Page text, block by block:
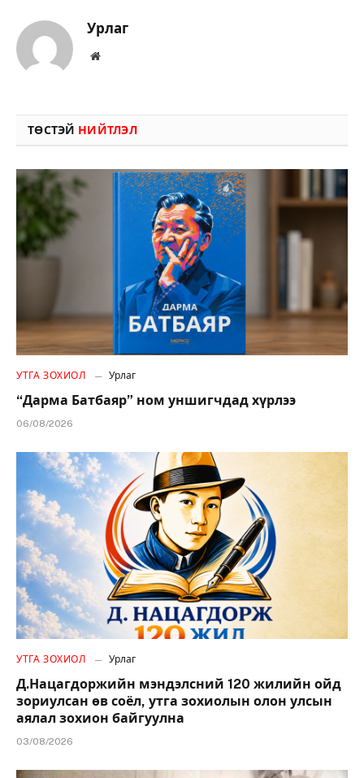
Урлаг
Вэбсайт
ТӨСТЭЙ НИЙТЛЭЛ
УТГА ЗОХИОЛ Урлаг
“Дарма Батбаяр” ном уншигчдад хүрлээ
06/08/2026
УТГА ЗОХИОЛ Урлаг
Д.Нацагдоржийн мэндэлсний 120 жилийн ойд
зориулсан өв соёл, утга зохиолын олон улсын
аялал зохион байгуулна
03/08/2026